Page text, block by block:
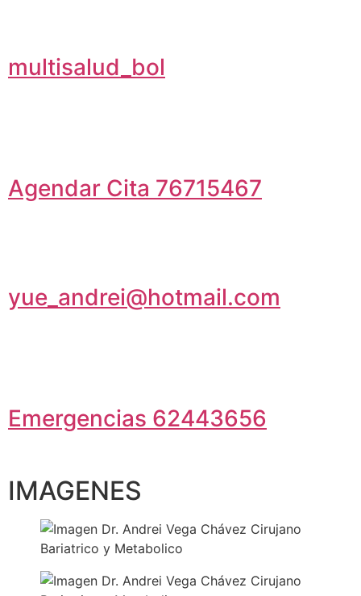
multisalud_bol
Agendar Cita 76715467
yue_andrei@hotmail.com
Emergencias 62443656
IMAGENES